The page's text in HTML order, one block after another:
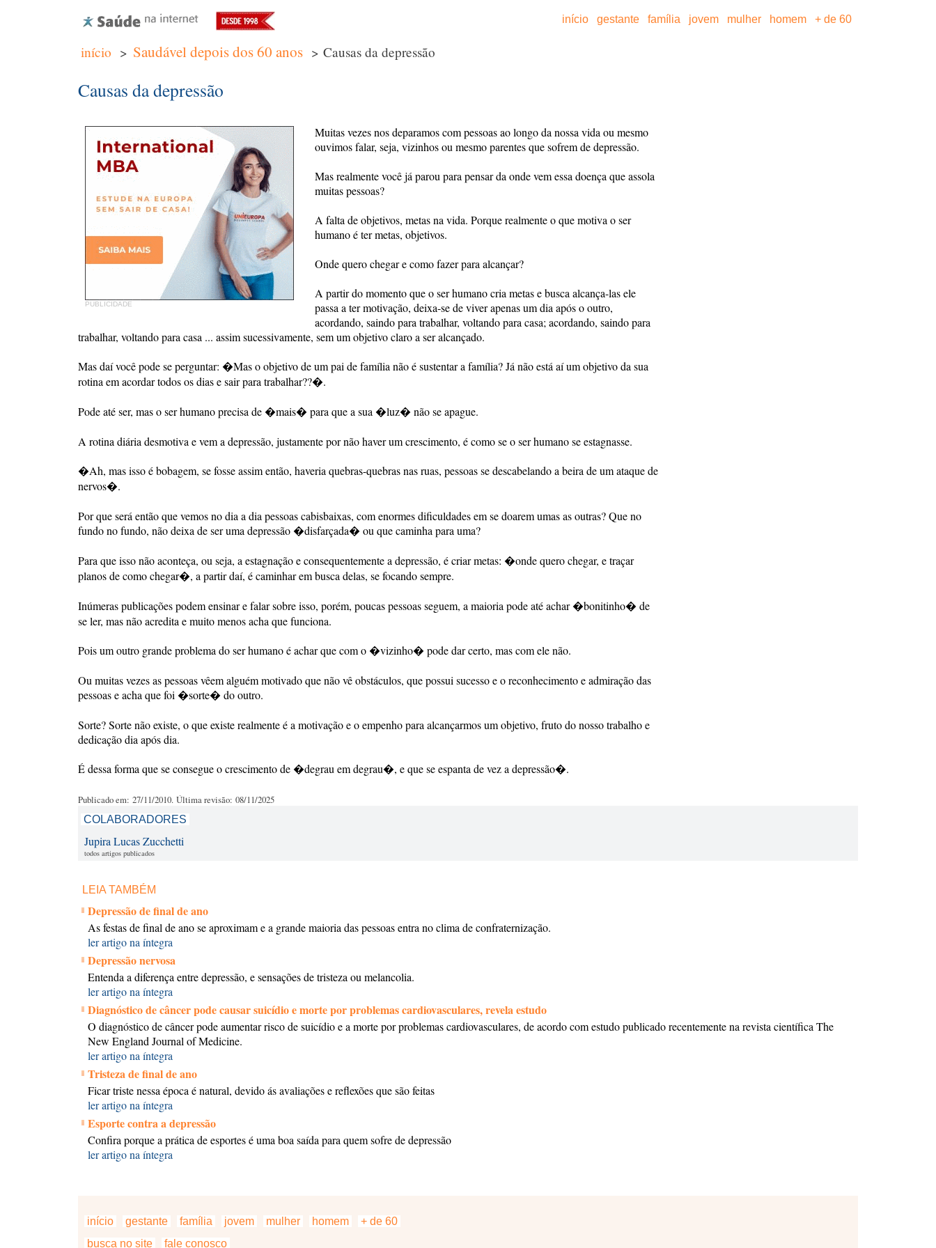
início gestante família jovem mulher homem + de 60
início > Saudável depois dos 60 anos > Causas da depressão
Causas da depressão
PUBLICIDADE
Muitas vezes nos deparamos com pessoas ao longo da nossa vida ou mesmo
ouvimos falar, seja, vizinhos ou mesmo parentes que sofrem de depressão.
Mas realmente você já parou para pensar da onde vem essa doença que assola
muitas pessoas?
A falta de objetivos, metas na vida. Porque realmente o que motiva o ser
humano é ter metas, objetivos.
Onde quero chegar e como fazer para alcançar?
A partir do momento que o ser humano cria metas e busca alcança-las ele
passa a ter motivação, deixa-se de viver apenas um dia após o outro,
acordando, saindo para trabalhar, voltando para casa; acordando, saindo para
trabalhar, voltando para casa ... assim sucessivamente, sem um objetivo claro a ser alcançado.
Mas daí você pode se perguntar: �Mas o objetivo de um pai de família não é sustentar a família? Já não está aí um objetivo da sua
rotina em acordar todos os dias e sair para trabalhar??�.
Pode até ser, mas o ser humano precisa de �mais� para que a sua �luz� não se apague.
A rotina diária desmotiva e vem a depressão, justamente por não haver um crescimento, é como se o ser humano se estagnasse.
�Ah, mas isso é bobagem, se fosse assim então, haveria quebras-quebras nas ruas, pessoas se descabelando a beira de um ataque de
nervos�.
Por que será então que vemos no dia a dia pessoas cabisbaixas, com enormes dificuldades em se doarem umas as outras? Que no
fundo no fundo, não deixa de ser uma depressão �disfarçada� ou que caminha para uma?
Para que isso não aconteça, ou seja, a estagnação e consequentemente a depressão, é criar metas: �onde quero chegar, e traçar
planos de como chegar�, a partir daí, é caminhar em busca delas, se focando sempre.
Inúmeras publicações podem ensinar e falar sobre isso, porém, poucas pessoas seguem, a maioria pode até achar �bonitinho� de
se ler, mas não acredita e muito menos acha que funciona.
Pois um outro grande problema do ser humano é achar que com o �vizinho� pode dar certo, mas com ele não.
Ou muitas vezes as pessoas vêem alguém motivado que não vê obstáculos, que possui sucesso e o reconhecimento e admiração das
pessoas e acha que foi �sorte� do outro.
Sorte? Sorte não existe, o que existe realmente é a motivação e o empenho para alcançarmos um objetivo, fruto do nosso trabalho e
dedicação dia após dia.
É dessa forma que se consegue o crescimento de �degrau em degrau�, e que se espanta de vez a depressão�.
Publicado em: 27/11/2010. Última revisão: 08/11/2025
COLABORADORES
Jupira Lucas Zucchetti
todos artigos publicados
LEIA TAMBÉM
Depressão de final de ano
As festas de final de ano se aproximam e a grande maioria das pessoas entra no clima de confraternização.
ler artigo na íntegra
Depressão nervosa
Entenda a diferença entre depressão, e sensações de tristeza ou melancolia.
ler artigo na íntegra
Diagnóstico de câncer pode causar suicídio e morte por problemas cardiovasculares, revela estudo
O diagnóstico de câncer pode aumentar risco de suicídio e a morte por problemas cardiovasculares, de acordo com estudo publicado recentemente na revista científica The
New England Journal of Medicine.
ler artigo na íntegra
Tristeza de final de ano
Ficar triste nessa época é natural, devido ás avaliações e reflexões que são feitas
ler artigo na íntegra
Esporte contra a depressão
Confira porque a prática de esportes é uma boa saída para quem sofre de depressão
ler artigo na íntegra
início gestante família jovem mulher homem
+ de 60
busca no site
fale conosco